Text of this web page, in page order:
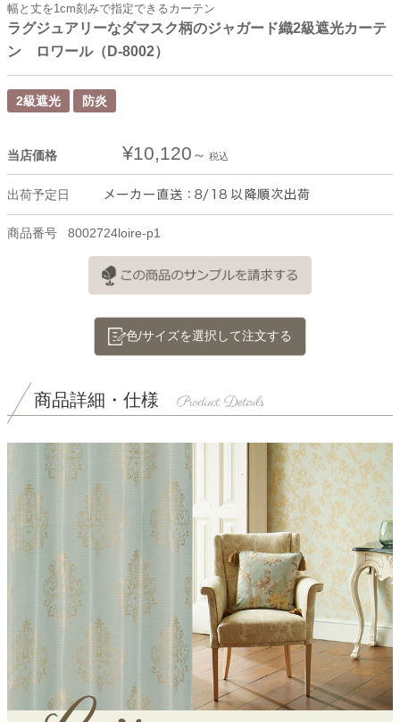
幅と丈を1cm刻みで指定できるカーテン
ラグジュアリーなダマスク柄のジャガード織2級遮光カーテ
ン ロワール（D-8002）
2級遮光 防炎
当店価格 ¥10,120 税込
出荷予定日
商品番号 8002724loire-p1
色/サイズを選択して注文する
商品詳細・仕様